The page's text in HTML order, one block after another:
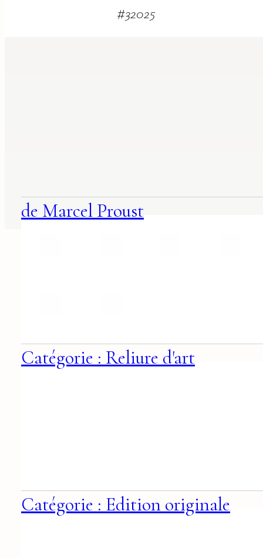
#32025
de Marcel Proust
Catégorie : Reliure d'art
Catégorie : Edition originale